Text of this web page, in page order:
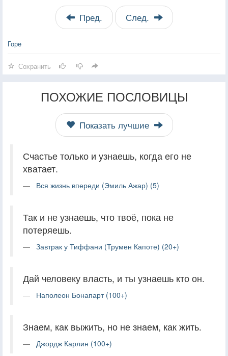
Пред. След.
Горе
Сохранить
ПОХОЖИЕ ПОСЛОВИЦЫ
Показать лучшие
Счастье только и узнаешь, когда его не
хватает.
Вся жизнь впереди (Эмиль Ажар) (5)
Так и не узнаешь, что твоё, пока не
потеряешь.
Завтрак у Тиффани (Трумен Капоте) (20+)
Дай человеку власть, и ты узнаешь кто он.
Наполеон Бонапарт (100+)
Знаем, как выжить, но не знаем, как жить.
Джордж Карлин (100+)